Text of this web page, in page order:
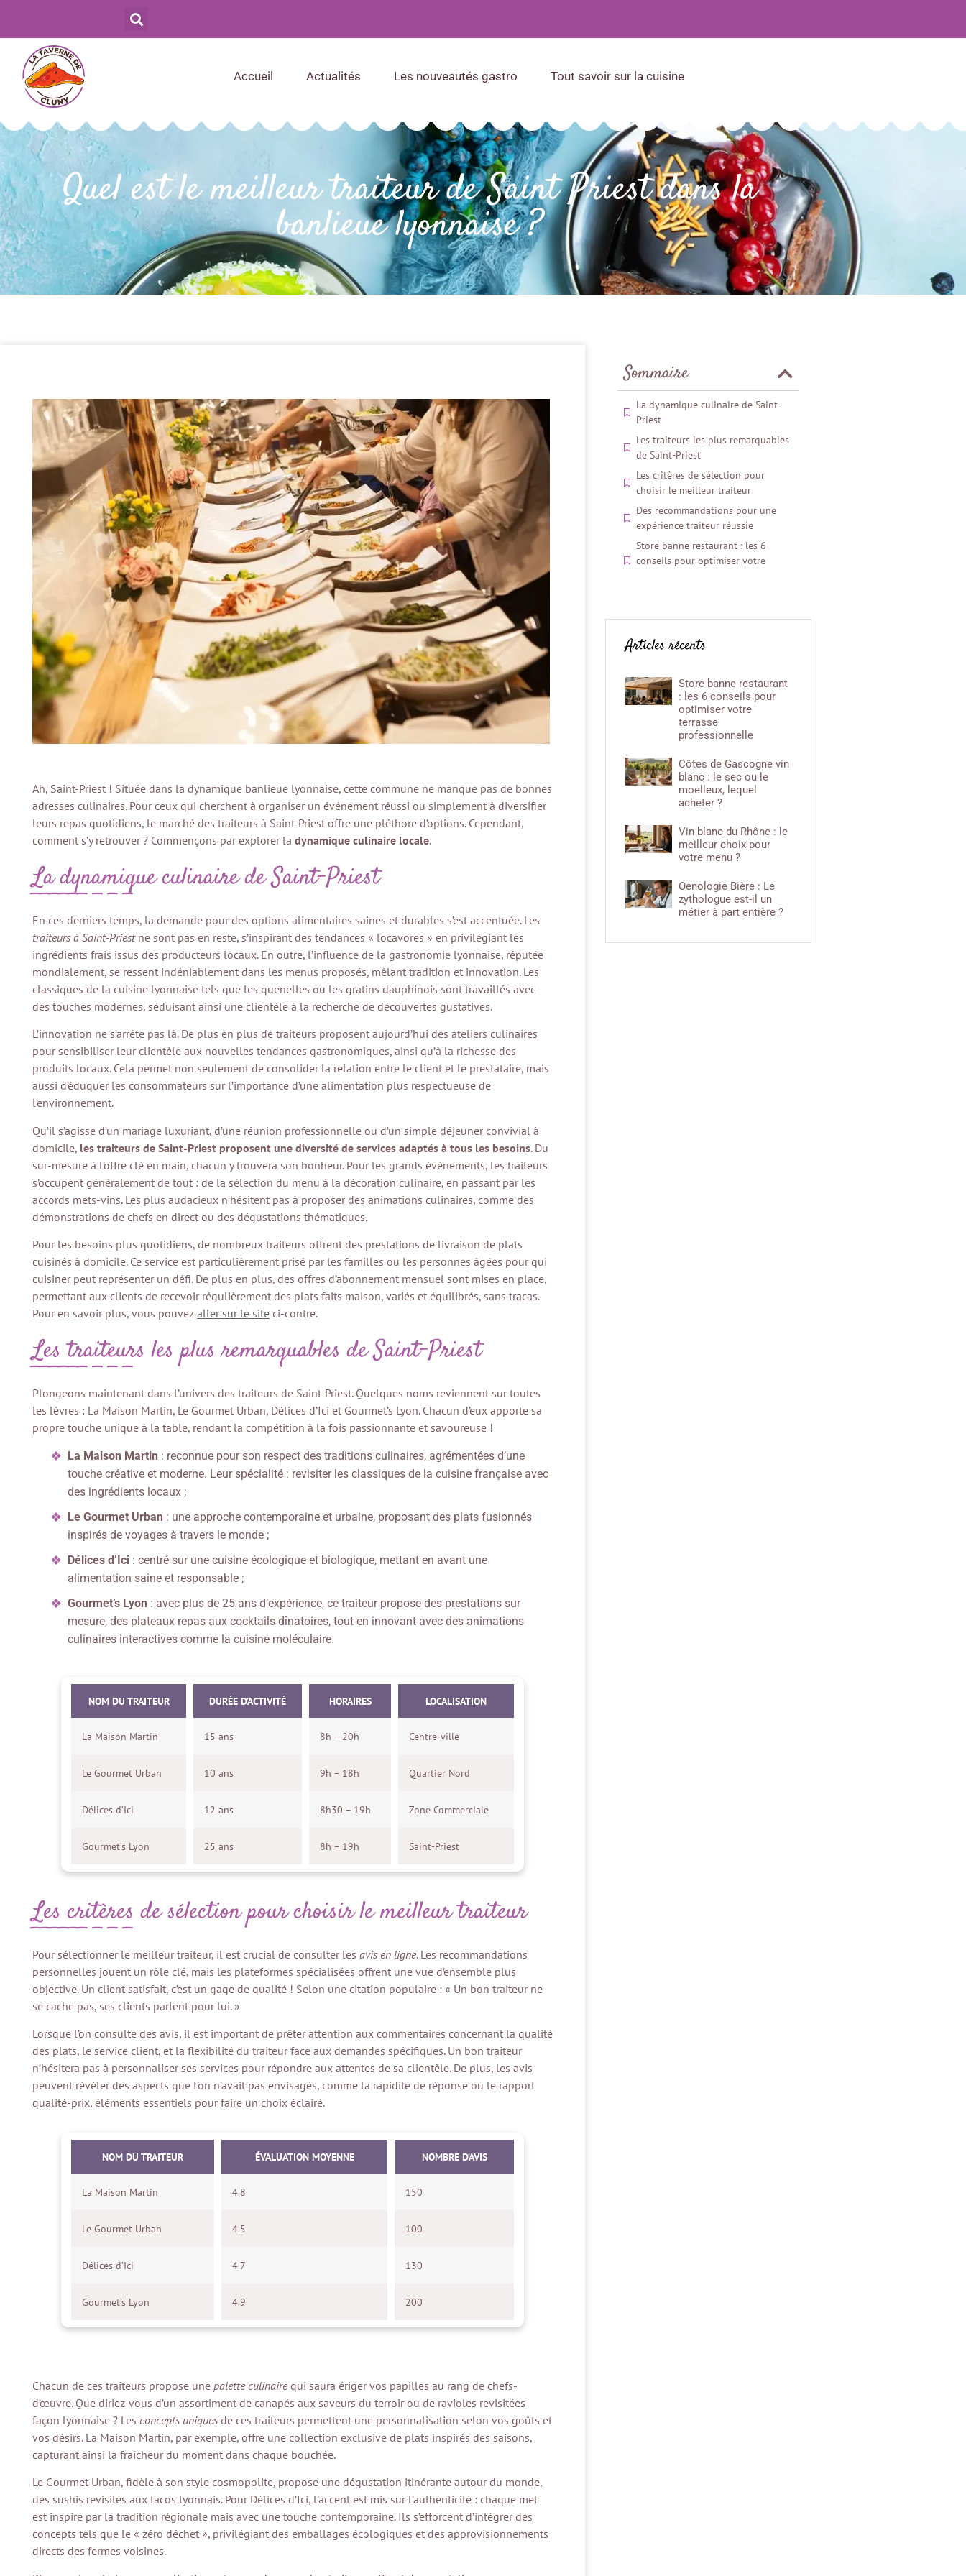
Accueil Actualités Les nouveautés gastro Tout savoir sur la cuisine
Quel est le meilleur traiteur de Saint Priest dans la
banlieue lyonnaise ?
Ah, Saint-Priest ! Située dans la dynamique banlieue lyonnaise, cette commune ne manque pas de bonnes
adresses culinaires. Pour ceux qui cherchent à organiser un événement réussi ou simplement à diversifier
leurs repas quotidiens, le marché des traiteurs à Saint-Priest offre une pléthore d’options. Cependant,
comment s’y retrouver ? Commençons par explorer la dynamique culinaire locale.
La dynamique culinaire de Saint-Priest
En ces derniers temps, la demande pour des options alimentaires saines et durables s’est accentuée. Les
traiteurs à Saint-Priest ne sont pas en reste, s’inspirant des tendances « locavores » en privilégiant les
ingrédients frais issus des producteurs locaux. En outre, l’influence de la gastronomie lyonnaise, réputée
mondialement, se ressent indéniablement dans les menus proposés, mêlant tradition et innovation. Les
classiques de la cuisine lyonnaise tels que les quenelles ou les gratins dauphinois sont travaillés avec
des touches modernes, séduisant ainsi une clientèle à la recherche de découvertes gustatives.
L’innovation ne s’arrête pas là. De plus en plus de traiteurs proposent aujourd’hui des ateliers culinaires
pour sensibiliser leur clientèle aux nouvelles tendances gastronomiques, ainsi qu’à la richesse des
produits locaux. Cela permet non seulement de consolider la relation entre le client et le prestataire, mais
aussi d’éduquer les consommateurs sur l’importance d’une alimentation plus respectueuse de
l’environnement.
Qu’il s’agisse d’un mariage luxuriant, d’une réunion professionnelle ou d’un simple déjeuner convivial à
domicile, les traiteurs de Saint-Priest proposent une diversité de services adaptés à tous les besoins. Du
sur-mesure à l’offre clé en main, chacun y trouvera son bonheur. Pour les grands événements, les traiteurs
s’occupent généralement de tout : de la sélection du menu à la décoration culinaire, en passant par les
accords mets-vins. Les plus audacieux n’hésitent pas à proposer des animations culinaires, comme des
démonstrations de chefs en direct ou des dégustations thématiques.
Pour les besoins plus quotidiens, de nombreux traiteurs offrent des prestations de livraison de plats
cuisinés à domicile. Ce service est particulièrement prisé par les familles ou les personnes âgées pour qui
cuisiner peut représenter un défi. De plus en plus, des offres d’abonnement mensuel sont mises en place,
permettant aux clients de recevoir régulièrement des plats faits maison, variés et équilibrés, sans tracas.
Pour en savoir plus, vous pouvez aller sur le site ci-contre.
Les traiteurs les plus remarquables de Saint-Priest
Plongeons maintenant dans l’univers des traiteurs de Saint-Priest. Quelques noms reviennent sur toutes
les lèvres : La Maison Martin, Le Gourmet Urban, Délices d’Ici et Gourmet’s Lyon. Chacun d’eux apporte sa
propre touche unique à la table, rendant la compétition à la fois passionnante et savoureuse !
La Maison Martin : reconnue pour son respect des traditions culinaires, agrémentées d’une
touche créative et moderne. Leur spécialité : revisiter les classiques de la cuisine française avec
des ingrédients locaux ;
Le Gourmet Urban : une approche contemporaine et urbaine, proposant des plats fusionnés
inspirés de voyages à travers le monde ;
Délices d’Ici : centré sur une cuisine écologique et biologique, mettant en avant une
alimentation saine et responsable ;
Gourmet’s Lyon : avec plus de 25 ans d’expérience, ce traiteur propose des prestations sur
mesure, des plateaux repas aux cocktails dînatoires, tout en innovant avec des animations
culinaires interactives comme la cuisine moléculaire.
NOM DU TRAITEUR DURÉE D’ACTIVITÉ HORAIRES LOCALISATION
La Maison Martin 15 ans 8h – 20h Centre-ville
Le Gourmet Urban 10 ans 9h – 18h Quartier Nord
Délices d’Ici 12 ans 8h30 – 19h Zone Commerciale
Gourmet’s Lyon 25 ans 8h – 19h Saint-Priest
Les critères de sélection pour choisir le meilleur traiteur
Pour sélectionner le meilleur traiteur, il est crucial de consulter les avis en ligne. Les recommandations
personnelles jouent un rôle clé, mais les plateformes spécialisées offrent une vue d’ensemble plus
objective. Un client satisfait, c’est un gage de qualité ! Selon une citation populaire : « Un bon traiteur ne
se cache pas, ses clients parlent pour lui. »
Lorsque l’on consulte des avis, il est important de prêter attention aux commentaires concernant la qualité
des plats, le service client, et la flexibilité du traiteur face aux demandes spécifiques. Un bon traiteur
n’hésitera pas à personnaliser ses services pour répondre aux attentes de sa clientèle. De plus, les avis
peuvent révéler des aspects que l’on n’avait pas envisagés, comme la rapidité de réponse ou le rapport
qualité-prix, éléments essentiels pour faire un choix éclairé.
NOM DU TRAITEUR ÉVALUATION MOYENNE NOMBRE D’AVIS
La Maison Martin 4.8 150
Le Gourmet Urban 4.5 100
Délices d’Ici 4.7 130
Gourmet’s Lyon 4.9 200
Chacun de ces traiteurs propose une palette culinairequi saura ériger vos papilles au rang de chefs-
d’œuvre. Que diriez-vous d’un assortiment de canapés aux saveurs du terroir ou de ravioles revisitées
façon lyonnaise ? Les concepts uniques de ces traiteurs permettent une personnalisation selon vos goûts et
vos désirs. La Maison Martin, par exemple, offre une collection exclusive de plats inspirés des saisons,
capturant ainsi la fraîcheur du moment dans chaque bouchée.
Le Gourmet Urban, fidèle à son style cosmopolite, propose une dégustation itinérante autour du monde,
des sushis revisités aux tacos lyonnais. Pour Délices d’Ici, l’accent est mis sur l’authenticité : chaque met
est inspiré par la tradition régionale mais avec une touche contemporaine. Ils s’efforcent d’intégrer des
concepts tels que le « zéro déchet », privilégiant des emballages écologiques et des approvisionnements
directs des fermes voisines.
Sommaire
La dynamique culinaire de Saint-
Priest
Les traiteurs les plus remarquables
de Saint-Priest
Les critères de sélection pour
choisir le meilleur traiteur
Des recommandations pour une
expérience traiteur réussie
Store banne restaurant : les 6
conseils pour optimiser votre
choix pour votre menu ?
est-il un métier à part entière ?
Articles récents
Store banne restaurant
: les 6 conseils pour
optimiser votre
terrasse
professionnelle
Côtes de Gascogne vin
blanc : le sec ou le
moelleux, lequel
acheter ?
Vin blanc du Rhône : le
meilleur choix pour
votre menu ?
Oenologie Bière : Le
zythologue est-il un
métier à part entière ?